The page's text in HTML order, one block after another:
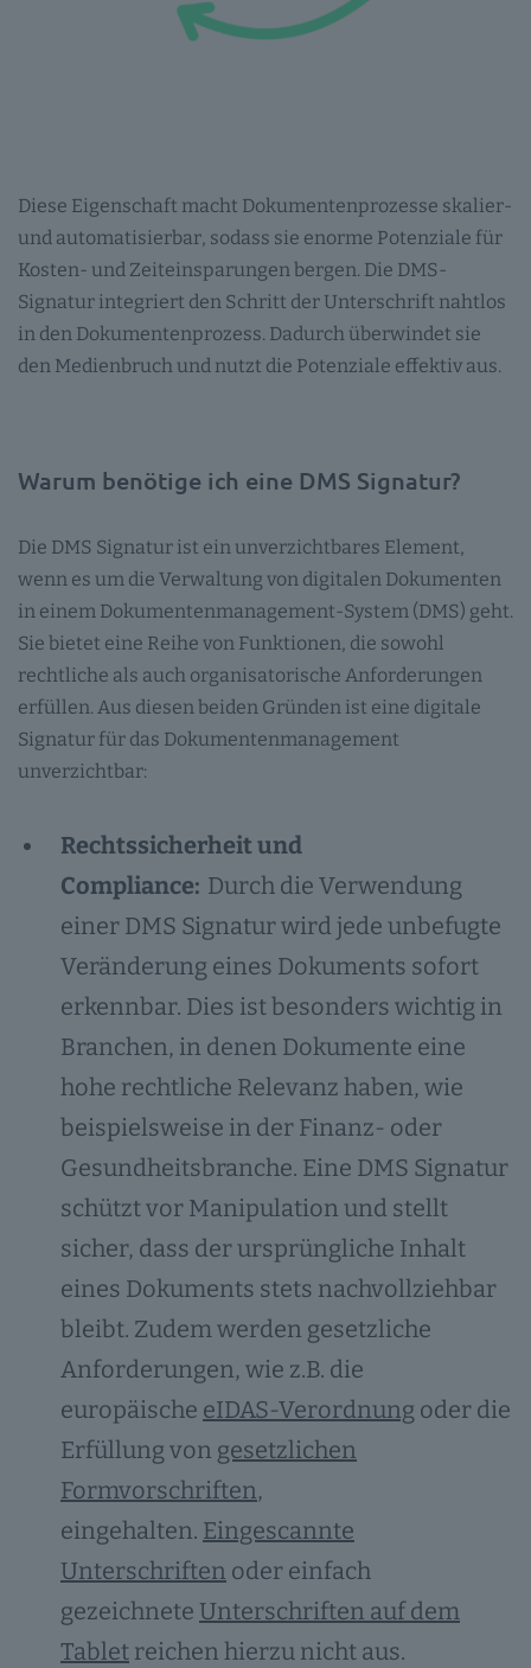
Diese Eigenschaft macht Dokumentenprozesse skalier-
und automatisierbar, sodass sie enorme Potenziale für
Kosten- und Zeiteinsparungen bergen. Die DMS-
Signatur integriert den Schritt der Unterschrift nahtlos
in den Dokumentenprozess. Dadurch überwindet sie
den Medienbruch und nutzt die Potenziale effektiv aus.
Warum benötige ich eine DMS Signatur?
Die DMS Signatur ist ein unverzichtbares Element,
wenn es um die Verwaltung von digitalen Dokumenten
in einem Dokumentenmanagement-System (DMS) geht.
Sie bietet eine Reihe von Funktionen, die sowohl
rechtliche als auch organisatorische Anforderungen
erfüllen. Aus diesen beiden Gründen ist eine digitale
Signatur für das Dokumentenmanagement
unverzichtbar:
Rechtssicherheit und
Compliance: Durch die Verwendung
einer DMS Signatur wird jede unbefugte
Veränderung eines Dokuments sofort
erkennbar. Dies ist besonders wichtig in
Branchen, in denen Dokumente eine
hohe rechtliche Relevanz haben, wie
beispielsweise in der Finanz- oder
Gesundheitsbranche. Eine DMS Signatur
schützt vor Manipulation und stellt
sicher, dass der ursprüngliche Inhalt
eines Dokuments stets nachvollziehbar
bleibt. Zudem werden gesetzliche
Anforderungen, wie z.B. die
europäische eIDAS-Verordnung oder die
Erfüllung von gesetzlichen
Formvorschriften,
eingehalten. Eingescannte
Unterschriften oder einfach
gezeichnete Unterschriften auf dem
Tablet reichen hierzu nicht aus.